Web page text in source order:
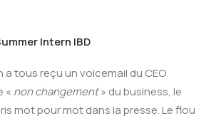
Intern IBD
a tous reçu un voicemail du CEO
« non changement» du business, le
mot pour mot dans la presse. Le flou